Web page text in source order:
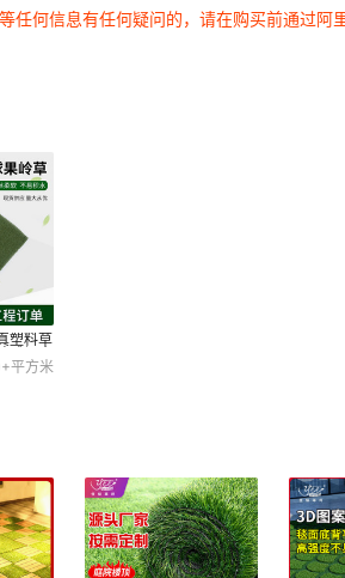
何信息有任何疑问的，请在购买前通过
塑料草
球场全
平方米